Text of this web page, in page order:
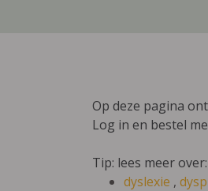
Op deze pagina
Log in en bestel
Tip: lees meer over:
dyslexie ,